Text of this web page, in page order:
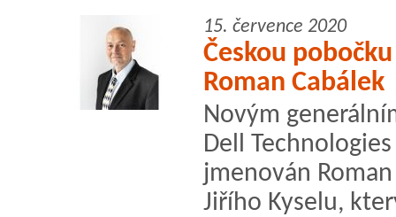
15. července 2020
Českou
Roman Cabálek
Novým
Dell
jmenován
Jiřího Kyselu,